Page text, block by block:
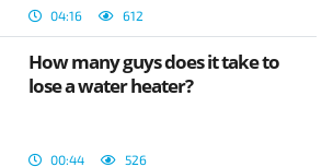
04:16 612
How many guys does it take to
lose a water heater?
00:44 526